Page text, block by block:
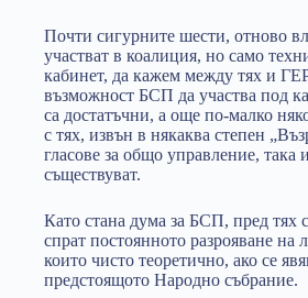
Почти сигурните шести, отново
участват в коалиция, но само
кабинет, да кажем между тях и
възможност БСП да участва под
са достатъчни, а още по-малко
с тях, извън в някаква степен
гласове за общо управление,
съществуват.
Като стана дума за БСП, пред тях
спрат постоянното разрояване
които чисто теоретично, ако се
предстоящото Народно събрание.